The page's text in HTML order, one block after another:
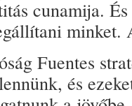
cunamija.
Fuentes
és